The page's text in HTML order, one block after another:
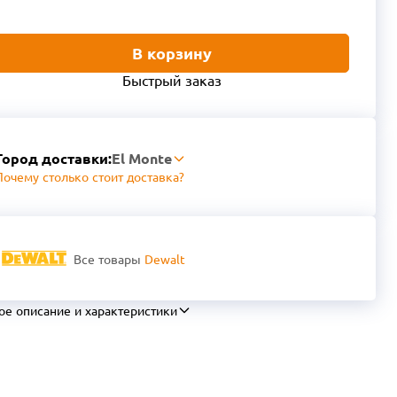
В корзину
Быстрый заказ
доставки:El Monte
столько стоит доставка?
Все товары Dewalt
описание и характеристики